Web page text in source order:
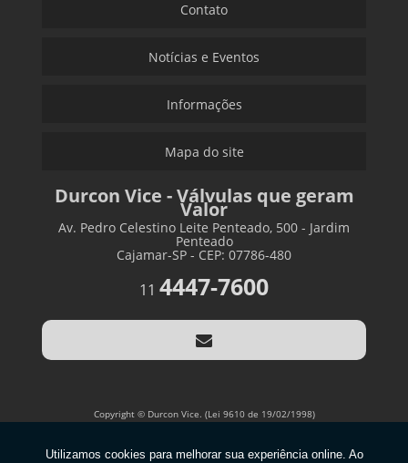
Contato
Notícias e Eventos
Informações
Mapa do site
Durcon Vice - Válvulas que geram
Valor
Av. Pedro Celestino Leite Penteado, 500 - Jardim
Penteado
Cajamar-SP - CEP: 07786-480
11 4447-7600
Copyright © Durcon Vice. (Lei 9610 de 19/02/1998)